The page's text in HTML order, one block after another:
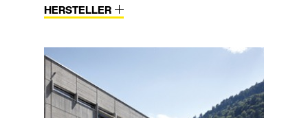
HERSTELLER